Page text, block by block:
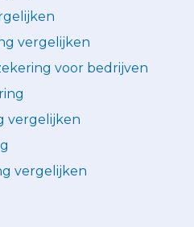
vergelijken
voor bedrijven
vergelijken
vergelijken